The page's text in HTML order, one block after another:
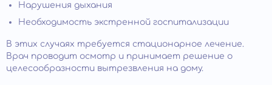
Нарушения дыхания
Необходимость экстренной госпитализации
В этих случаях требуется стационарное лечение.
Врач проводит осмотр и принимает решение о
целесообразности вытрезвления на дому.